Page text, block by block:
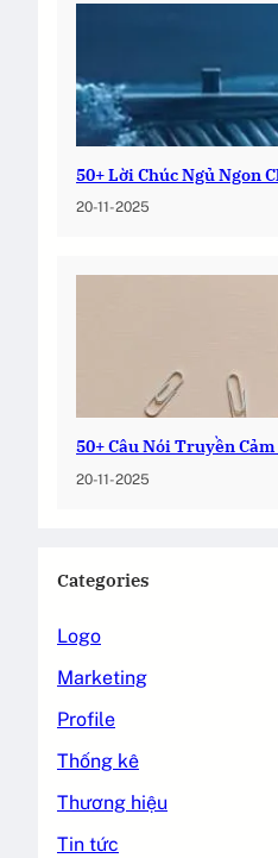
50+ Lời Chúc Ngủ Ngon
20-11-2025
50+ Câu Nói Truyền
20-11-2025
Categories
Logo
Marketing
Profile
Thống kê
Thương hiệu
Tin tức